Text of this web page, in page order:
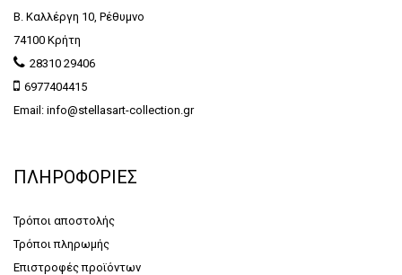
Β. Καλλέργη 10, Ρέθυμνο
74100 Κρήτη
28310 29406
6977404415
Email: info@stellasart-collection.gr
ΠΛΗΡΟΦΟΡΙΕΣ
Τρόποι αποστολής
Τρόποι πληρωμής
Επιστροφές προϊόντων